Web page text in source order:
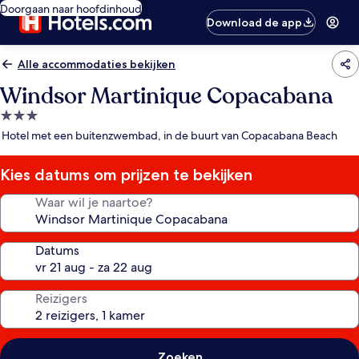
Doorgaan naar hoofdinhoud
Download de app
Alle accommodaties bekijken
Windsor Martinique Copacabana
3.0-
sterrenaccommodatie
Hotel met een buitenzwembad, in de buurt van Copacabana Beach
Kies datums om prijzen te bekijken
Waar wil je naartoe?
Datums
Reizigers